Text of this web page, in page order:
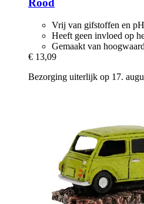
Rood
Vrij van gifstoffen en
Heeft geen invloed op
Gemaakt van
€ 13,09
Bezorging uiterlijk op 17.